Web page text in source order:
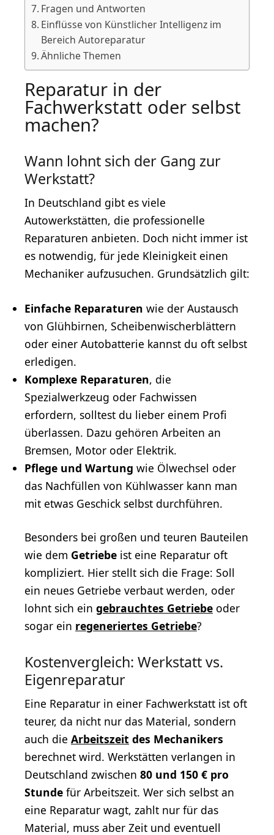
Fragen und Antworten
Einflüsse von Künstlicher Intelligenz im
Bereich Autoreparatur
Ähnliche Themen
Reparatur in der
Fachwerkstatt oder selbst
machen?
Wann lohnt sich der Gang zur
Werkstatt?
In Deutschland gibt es viele
Autowerkstätten, die professionelle
Reparaturen anbieten. Doch nicht immer ist
es notwendig, für jede Kleinigkeit einen
Mechaniker aufzusuchen. Grundsätzlich gilt:
Einfache Reparaturen wie der Austausch
von Glühbirnen, Scheibenwischerblättern
oder einer Autobatterie kannst du oft selbst
erledigen.
Komplexe Reparaturen, die
Spezialwerkzeug oder Fachwissen
erfordern, solltest du lieber einem Profi
überlassen. Dazu gehören Arbeiten an
Bremsen, Motor oder Elektrik.
Pflege und Wartung wie Ölwechsel oder
das Nachfüllen von Kühlwasser kann man
mit etwas Geschick selbst durchführen.
Besonders bei großen und teuren Bauteilen
wie dem Getriebe ist eine Reparatur oft
kompliziert. Hier stellt sich die Frage: Soll
ein neues Getriebe verbaut werden, oder
lohnt sich ein gebrauchtes Getriebe oder
sogar ein regeneriertes Getriebe?
Kostenvergleich: Werkstatt vs.
Eigenreparatur
Eine Reparatur in einer Fachwerkstatt ist oft
teurer, da nicht nur das Material, sondern
auch die Arbeitszeit des Mechanikers
berechnet wird. Werkstätten verlangen in
Deutschland zwischen 80 und 150 € pro
Stunde für Arbeitszeit. Wer sich selbst an
eine Reparatur wagt, zahlt nur für das
Material, muss aber Zeit und eventuell